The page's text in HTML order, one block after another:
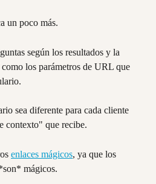
un poco más.
según los resultados y la
los parámetros de URL que
sea diferente para cada cliente
contexto" que recibe.
enlaces mágicos, ya que los
mágicos.